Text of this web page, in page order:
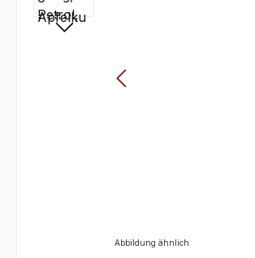
Abbildung ähnlich